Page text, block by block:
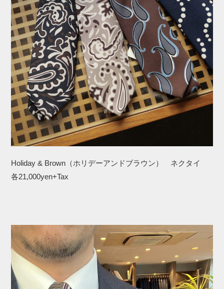
Holiday & Brown（ホリデーアンドブラウン） ネクタイ
各21,000yen+Tax